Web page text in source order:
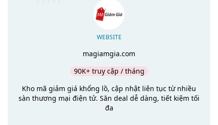
WEBSITE
magiamgia.com
90K+ truy cập / tháng
Kho mã giảm giá khổng lồ, cập nhật liên tục từ nhiều
sàn thương mại điện tử. Săn deal dễ dàng, tiết kiệm tối
đa